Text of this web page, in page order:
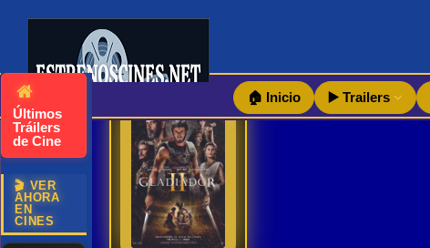
Últimos
Tráilers
de Cine
🎬 VER
AHORA
EN
CINES
🏠 Inicio ▶️ Trailers
Gladiator 2 | Trailer oficial español | 2024 estrenos – cines
Años
después de
presenciar la
muerte del
6.8
2024
Ver TraiLer